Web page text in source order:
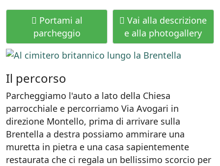
Portami al
parcheggio
Vai alla descrizione
e alla photogallery
Il percorso
Parcheggiamo l'auto a lato della Chiesa
parrocchiale e percorriamo Via Avogari in
direzione Montello, prima di arrivare sulla
Brentella a destra possiamo ammirare una
muretta in pietra e una casa sapientemente
restaurata che ci regala un bellissimo scorcio per